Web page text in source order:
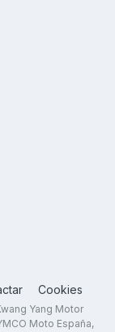
Cookies
Yang Motor
Moto España,